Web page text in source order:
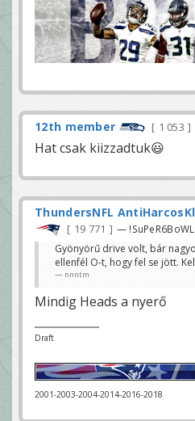
12th member 1 053
Hat csak kiizzadtuk😃
ThundersNFL
19 771 —
Gyönyörű drive volt, bár
ellenfél O-t, hogy fel se jött.
nnntm
Mindig Heads a nyerő
Draft
2001-2003-2004-2014-2016-2018